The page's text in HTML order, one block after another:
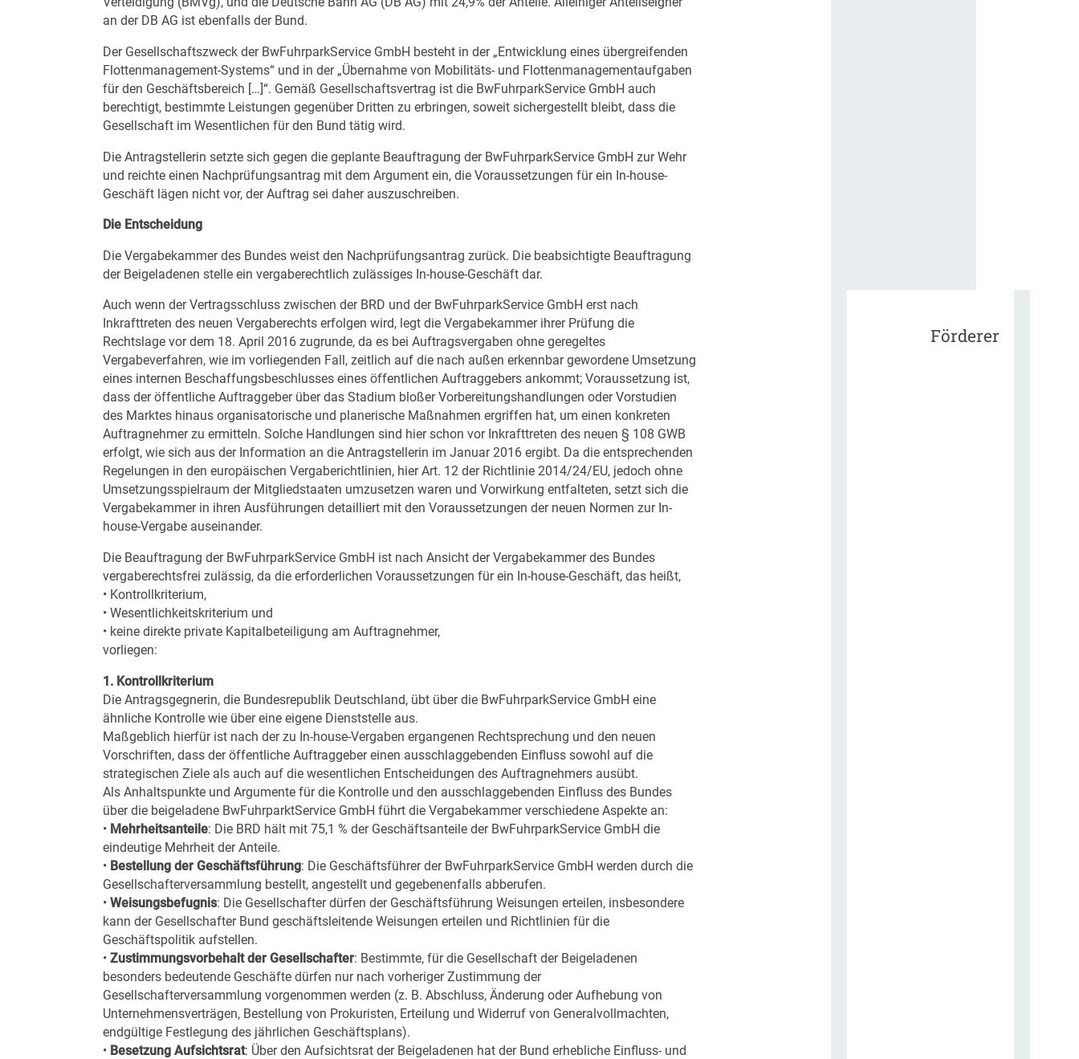
an der DB AG ist ebenfalls der Bund.
Der Gesellschaftszweck der BwFuhrparkService GmbH besteht in der „Entwicklung eines übergreifenden
Flottenmanagement-Systems“ und in der „Übernahme von Mobilitäts- und Flottenmanagementaufgaben
für den Geschäftsbereich […]“. Gemäß Gesellschaftsvertrag ist die BwFuhrparkService GmbH auch
berechtigt, bestimmte Leistungen gegenüber Dritten zu erbringen, soweit sichergestellt bleibt, dass die
Gesellschaft im Wesentlichen für den Bund tätig wird.
Die Antragstellerin setzte sich gegen die geplante Beauftragung der BwFuhrparkService GmbH zur Wehr
und reichte einen Nachprüfungsantrag mit dem Argument ein, die Voraussetzungen für ein In-house-
Geschäft lägen nicht vor, der Auftrag sei daher auszuschreiben.
Die Entscheidung
Die Vergabekammer des Bundes weist den Nachprüfungsantrag zurück. Die beabsichtigte Beauftragung
der Beigeladenen stelle ein vergaberechtlich zulässiges In-house-Geschäft dar.
Auch wenn der Vertragsschluss zwischen der BRD und der BwFuhrparkService GmbH erst nach
Inkrafttreten des neuen Vergaberechts erfolgen wird, legt die Vergabekammer ihrer Prüfung die
Rechtslage vor dem 18. April 2016 zugrunde, da es bei Auftragsvergaben ohne geregeltes
Vergabeverfahren, wie im vorliegenden Fall, zeitlich auf die nach außen erkennbar gewordene Umsetzung
eines internen Beschaffungsbeschlusses eines öffentlichen Auftraggebers ankommt; Voraussetzung ist,
dass der öffentliche Auftraggeber über das Stadium bloßer Vorbereitungshandlungen oder Vorstudien
des Marktes hinaus organisatorische und planerische Maßnahmen ergriffen hat, um einen konkreten
Auftragnehmer zu ermitteln. Solche Handlungen sind hier schon vor Inkrafttreten des neuen § 108 GWB
erfolgt, wie sich aus der Information an die Antragstellerin im Januar 2016 ergibt. Da die entsprechenden
Regelungen in den europäischen Vergaberichtlinien, hier Art. 12 der Richtlinie 2014/24/EU, jedoch ohne
Umsetzungsspielraum der Mitgliedstaaten umzusetzen waren und Vorwirkung entfalteten, setzt sich die
Vergabekammer in ihren Ausführungen detailliert mit den Voraussetzungen der neuen Normen zur In-
house-Vergabe auseinander.
Die Beauftragung der BwFuhrparkService GmbH ist nach Ansicht der Vergabekammer des Bundes
vergaberechtsfrei zulässig, da die erforderlichen Voraussetzungen für ein In-house-Geschäft, das heißt,
• Kontrollkriterium,
• Wesentlichkeitskriterium und
• keine direkte private Kapitalbeteiligung am Auftragnehmer,
vorliegen:
1. Kontrollkriterium
Die Antragsgegnerin, die Bundesrepublik Deutschland, übt über die BwFuhrparkService GmbH eine
ähnliche Kontrolle wie über eine eigene Dienststelle aus.
Maßgeblich hierfür ist nach der zu In-house-Vergaben ergangenen Rechtsprechung und den neuen
Vorschriften, dass der öffentliche Auftraggeber einen ausschlaggebenden Einfluss sowohl auf die
strategischen Ziele als auch auf die wesentlichen Entscheidungen des Auftragnehmers ausübt.
Als Anhaltspunkte und Argumente für die Kontrolle und den ausschlaggebenden Einfluss des Bundes
über die beigeladene BwFuhrparktService GmbH führt die Vergabekammer verschiedene Aspekte an:
• Mehrheitsanteile: Die BRD hält mit 75,1 % der Geschäftsanteile der BwFuhrparkService GmbH die
eindeutige Mehrheit der Anteile.
• Bestellung der Geschäftsführung: Die Geschäftsführer der BwFuhrparkService GmbH werden durch die
Gesellschafterversammlung bestellt, angestellt und gegebenenfalls abberufen.
• Weisungsbefugnis: Die Gesellschafter dürfen der Geschäftsführung Weisungen erteilen, insbesondere
kann der Gesellschafter Bund geschäftsleitende Weisungen erteilen und Richtlinien für die
Geschäftspolitik aufstellen.
• Zustimmungsvorbehalt der Gesellschafter: Bestimmte, für die Gesellschaft der Beigeladenen
besonders bedeutende Geschäfte dürfen nur nach vorheriger Zustimmung der
Gesellschafterversammlung vorgenommen werden (z. B. Abschluss, Änderung oder Aufhebung von
Unternehmensverträgen, Bestellung von Prokuristen, Erteilung und Widerruf von Generalvollmachten,
endgültige Festlegung des jährlichen Geschäftsplans).
• Besetzung Aufsichtsrat: Über den Aufsichtsrat der Beigeladenen hat der Bund erhebliche Einfluss- und
Förderer